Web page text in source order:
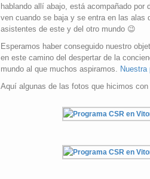
hablando allí abajo, está acompañado
ven cuando se baja y se entra en las
asistentes de este y del otro mundo 😉
Esperamos haber conseguido nuestro
en este camino del despertar de la
mundo al que muchos aspiramos. Nuestra
Aquí algunas de las fotos que hicimos